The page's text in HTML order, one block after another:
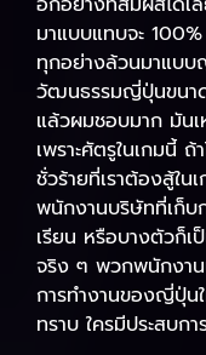
มาแบบแทบจะ
ทุกอย่างล้วนมาแบบ
วัฒนธรรมญี่ปุ่นขนา
แล้วผมชอบมาก มัน
เพราะศัตรูในเกมนี้
ชั่วร้ายที่เราต้องสู้ใ
พนักงานบริษัทที่เก็
เรียน หรือบางตัวก็เ
จริง ๆ พวกพนักงา
การทำงานของญี่ปุ่น
ทราบ ใครมีประสบ